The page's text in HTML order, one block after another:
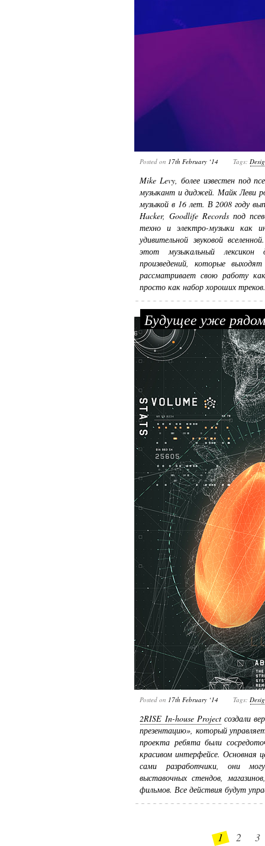
Posted on 17th February ‘14 Tags:
Mike Levy, более известен под
музыкант и диджей. Майк Леви
музыкой в 16 лет. В 2008 году
Hacker, Goodlife Records под
техно и электро-музыки как
удивительной звуковой
этот музыкальный
произведений, которые
рассматривает свою работу
просто как набор хороших
Будущее уже
Posted on 17th February ‘14 Tags:
2RISE In-house Projectсоздали
презентацию», который
проекта ребята были
красивом интерфейсе. Основная
сами разработчики, они
выставочных стендов,
фильмов. Все действия будут
1 2 3